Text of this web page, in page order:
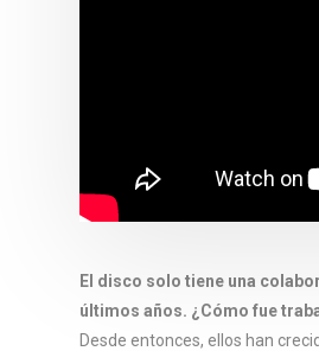
El disco solo tiene una
últimos años. ¿Cómo fue
Desde entonces, ellos han